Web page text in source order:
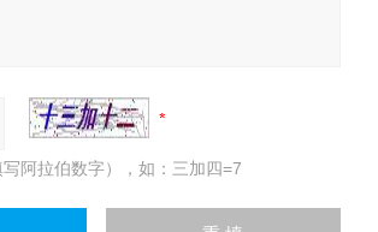
阿拉伯数字），如：三加四=7